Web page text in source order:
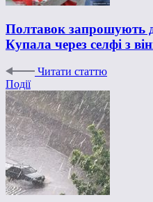
Полтавок запрошують
Купала через селфі з
Читати статтю
Події